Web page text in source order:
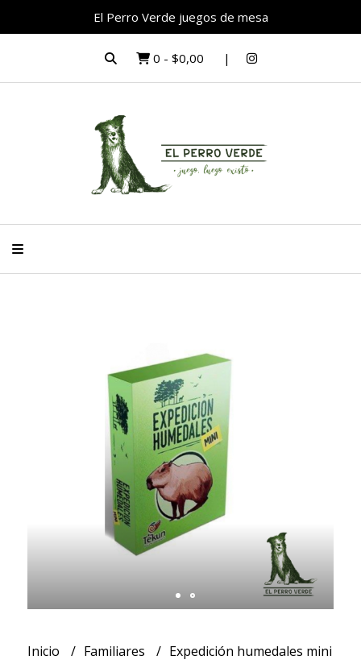
El Perro Verde juegos de mesa
0 - $0,00
Inicio Familiares Expedición humedales mini